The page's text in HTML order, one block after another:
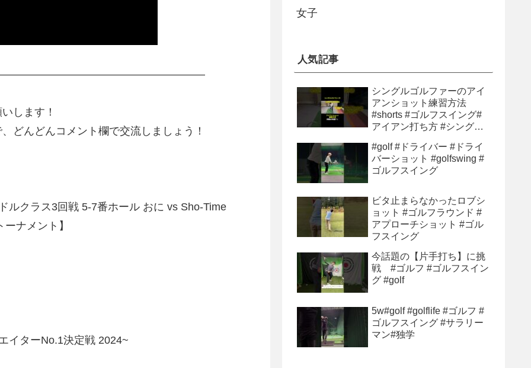
します！
どんどんコメント欄で交流しましょう！
ルクラス3回戦 5-7番ホール おに vs Sho-Time
ナメント】
イターNo.1決定戦 2024~
女子
人気記事
シングルゴルファーのアイ
アンショット練習方法
#shorts #ゴルフスイング#
アイアン打ち方 #シングル
ゴルフ練習方法
#golf #ドライバー #ドライ
バーショット #golfswing #
ゴルフスイング
ビタ止まらなかったロブシ
ョット #ゴルフラウンド #
アプローチショット #ゴル
フスイング
今話題の【片手打ち】に挑
戦 #ゴルフ #ゴルフスイン
グ #golf
5w#golf #golflife #ゴルフ #
ゴルフスイング #サラリー
マン#独学